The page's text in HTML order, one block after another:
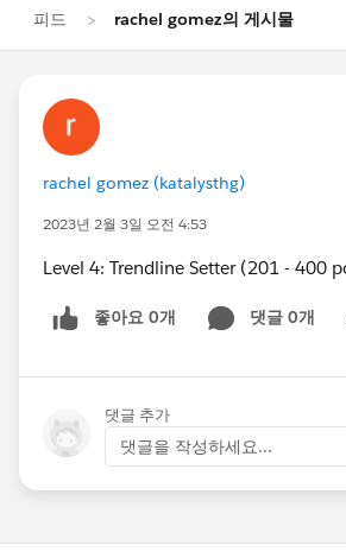
피드 rachel gomez의 게시물
rachel gomez (katalysthg)
2023년 2월 3일 오전 4:53
Level 4: Trendline Setter (201 - 400
좋아요 0개 댓글 0개
댓글 추가
댓글을 작성하세요...